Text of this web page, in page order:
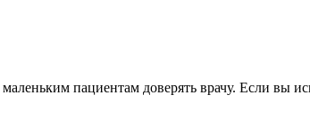
пациентам доверять врачу. Если вы